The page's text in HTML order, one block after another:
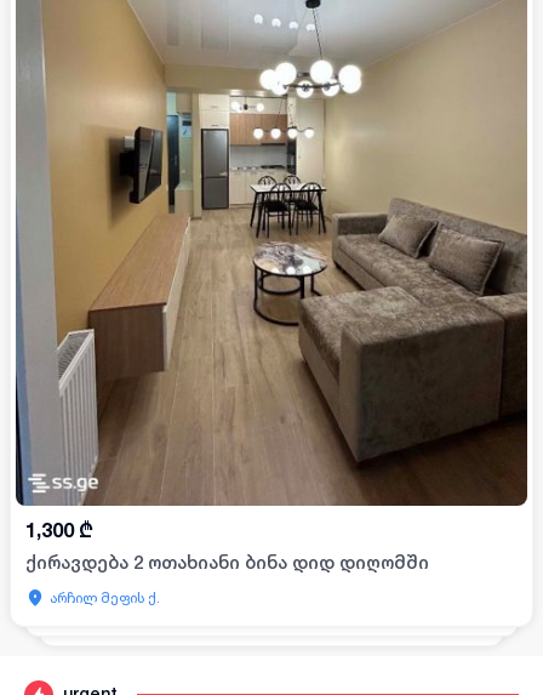
1,300 ₾
ქირავდება 2 ოთახიანი ბინა დიდ დიღომში
არჩილ მეფის ქ.